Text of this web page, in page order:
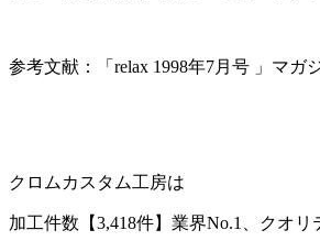
参考文献：「 relax 1998年7月号 」マガ
クロムカスタム工房は
加工件数【3,418件】業界No.1 、クオ